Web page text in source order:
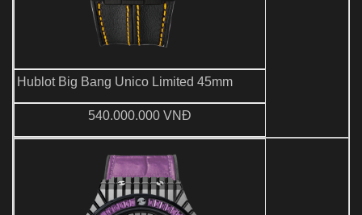
Hublot Big Bang Unico Limited 45mm
540.000.000 VNĐ